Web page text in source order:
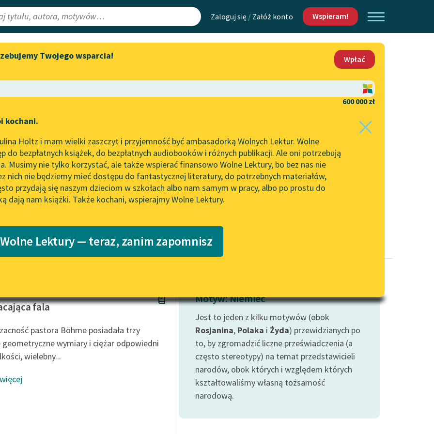
Zaloguj się / Załóż konto Wspieram!
Lektury
redakcyjne
Aktualności
Spotkanie z Katarzyną Tunkiel
do słuchania na Wolnych
Lekturach
Nowy audiobook – „Marzenie
o Oriencie” Sophie Elkan
Kolekcja Nadwyraz.com x
Wolne Lektury – idealna na
niepełnosprawnościami
literatury do słuchania dla
uczennic i uczniów z
niepełnosprawnościami
Feministyczne inspiracje.
Mapa Wolnych Lektur
Leśmianator
API
OAI-PMH
Widget Wolnych Lektur
Katalog
Katalog w formacie PDF
Kontakt
O projekcie
Zasady wykorzystania
Wolnych Lektur
Logotypy
Materiały promocyjne
wrażliwych
Deklaracja dostępności
Twojego wsparcia!
Wpłać
600 000 zł
kochani.
Holtz i mam wielki zaszczyt i przyjemność być ambasadorką Wolnych Lektur. Wolne
do bezpłatnych książek, do bezpłatnych audiobooków i różnych publikacji. Ale oni potrzebują
Musimy nie tylko korzystać, ale także wspierać finansowo Wolne Lektury, bo bez nas nie
nich nie będziemy mieć dostępu do fantastycznej literatury, do potrzebnych materiałów,
przydają się naszym dzieciom w szkołach albo nam samym w pracy, albo po prostu do
dają nam książki. Także kochani, wspierajmy Wolne Lektury.
Lektury — teraz, zanim zapomnisz
Prus ✖ Opowiadanie✖
fala
pastora Böhme posiadała trzy
geometryczne wymiary i ciężar odpowiedni
wielebny...
Motyw: Niemiec
Jest to jeden z kilku motywów (obok
Rosjanina, Polaka i Żyda) przewidzianych po
to, by zgromadzić liczne przeświadczenia (a
często stereotypy) na temat przedstawicieli
narodów, obok których i względem których
kształtowaliśmy własną tożsamość
narodową.